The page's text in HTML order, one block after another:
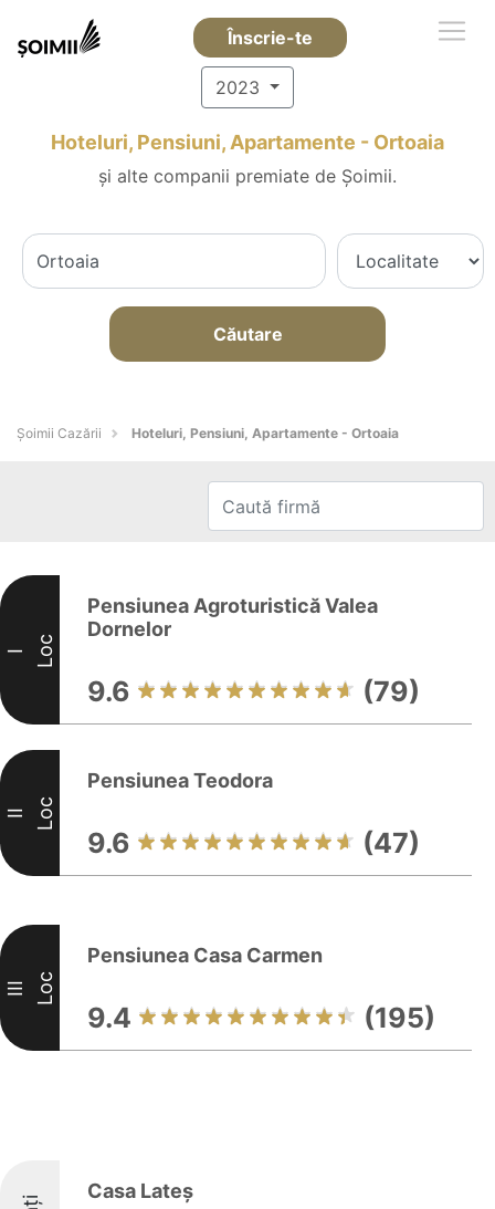
Înscrie-te
2023
Hoteluri, Pensiuni, Apartamente - Ortoaia
și alte companii premiate de Șoimii.
Căutare
Șoimii Cazării Hoteluri, Pensiuni, Apartamente - Ortoaia
I Loc
Pensiunea Agroturistică Valea
Dornelor
9.6 (79)
II Loc
Pensiunea Teodora
9.6 (47)
III Loc
Pensiunea Casa Carmen
9.4 (195)
Casa Lateș